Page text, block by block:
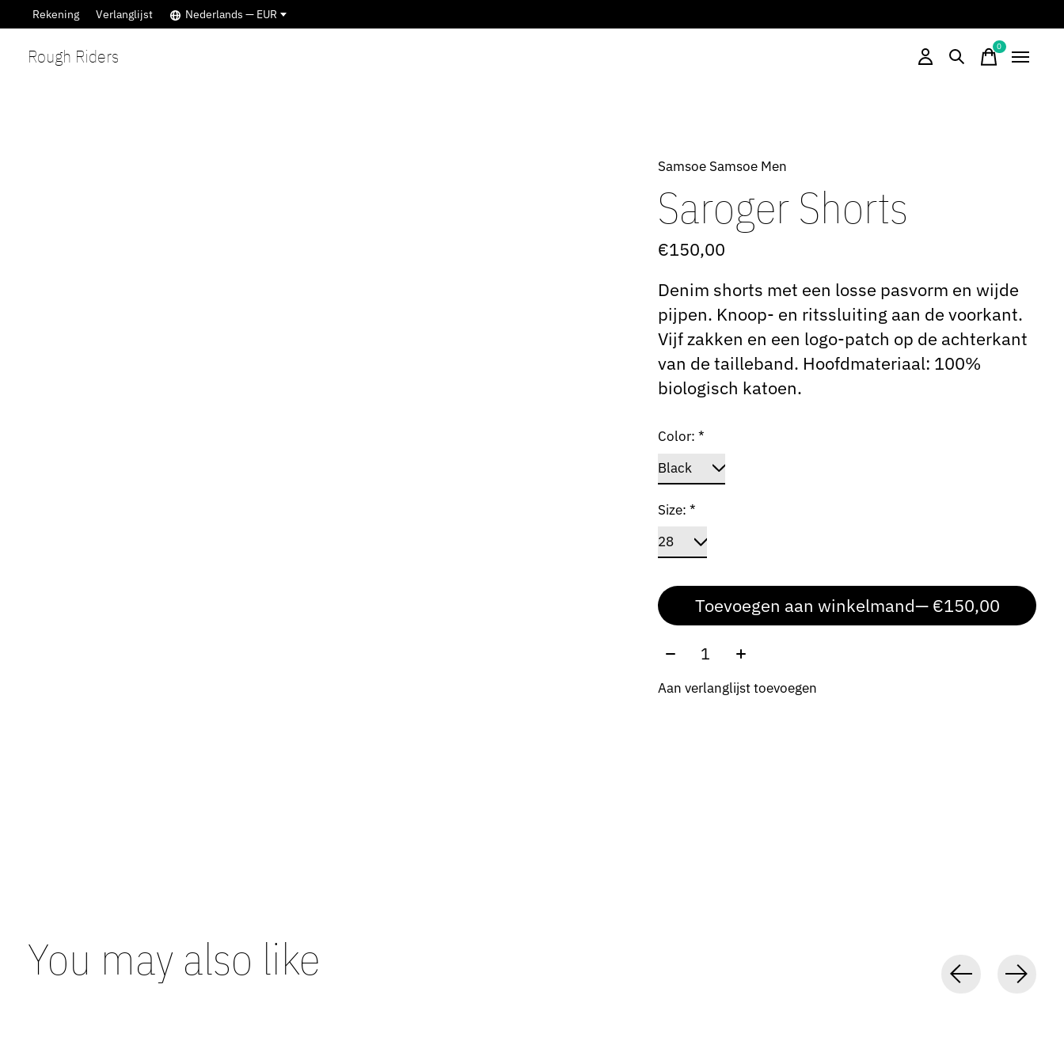
Rekening Verlanglijst Nederlands — EUR
Rough Riders 0items
Samsoe Samsoe Men
Saroger Shorts
€150,00
Denim shorts met een losse pasvorm en wijde
pijpen. Knoop- en ritssluiting aan de voorkant.
Vijf zakken en een logo-patch op de achterkant
van de tailleband. Hoofdmateriaal: 100%
biologisch katoen.
Color:*
Size:*
Toevoegen aan winkelmand
— €150,00
Aantal:
Aan verlanglijst toevoegen
You may also like